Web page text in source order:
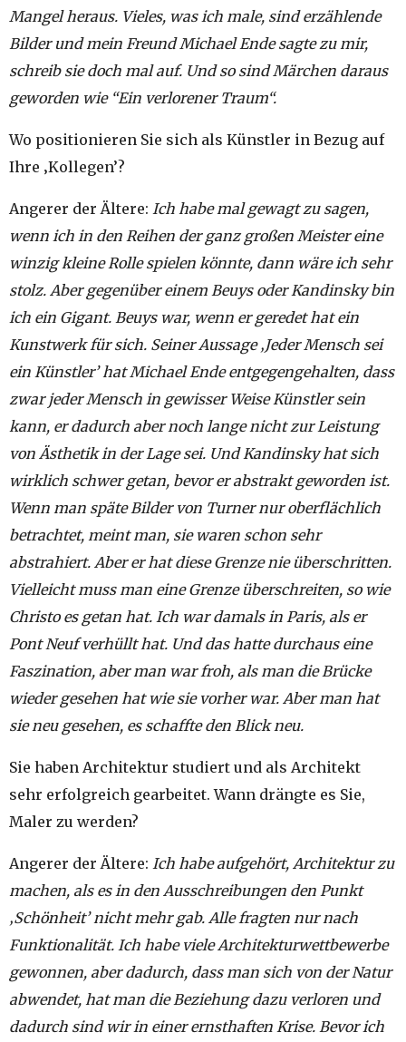
Mangel heraus. Vieles, was ich male, sind erzählende
Bilder und mein Freund Michael Ende sagte zu mir,
schreib sie doch mal auf. Und so sind Märchen daraus
geworden wie “Ein verlorener Traum“.
Wo positionieren Sie sich als Künstler in Bezug auf
Ihre ‚Kollegen’?
Angerer der Ältere: Ich habe mal gewagt zu sagen,
wenn ich in den Reihen der ganz großen Meister eine
winzig kleine Rolle spielen könnte, dann wäre ich sehr
stolz. Aber gegenüber einem Beuys oder Kandinsky bin
ich ein Gigant. Beuys war, wenn er geredet hat ein
Kunstwerk für sich. Seiner Aussage ‚Jeder Mensch sei
ein Künstler’ hat Michael Ende entgegengehalten, dass
zwar jeder Mensch in gewisser Weise Künstler sein
kann, er dadurch aber noch lange nicht zur Leistung
von Ästhetik in der Lage sei. Und Kandinsky hat sich
wirklich schwer getan, bevor er abstrakt geworden ist.
Wenn man späte Bilder von Turner nur oberflächlich
betrachtet, meint man, sie waren schon sehr
abstrahiert. Aber er hat diese Grenze nie überschritten.
Vielleicht muss man eine Grenze überschreiten, so wie
Christo es getan hat. Ich war damals in Paris, als er
Pont Neuf verhüllt hat. Und das hatte durchaus eine
Faszination, aber man war froh, als man die Brücke
wieder gesehen hat wie sie vorher war. Aber man hat
sie neu gesehen, es schaffte den Blick neu.
Sie haben Architektur studiert und als Architekt
sehr erfolgreich gearbeitet. Wann drängte es Sie,
Maler zu werden?
Angerer der Ältere: Ich habe aufgehört, Architektur zu
machen, als es in den Ausschreibungen den Punkt
‚Schönheit’ nicht mehr gab. Alle fragten nur nach
Funktionalität. Ich habe viele Architekturwettbewerbe
gewonnen, aber dadurch, dass man sich von der Natur
abwendet, hat man die Beziehung dazu verloren und
dadurch sind wir in einer ernsthaften Krise. Bevor ich